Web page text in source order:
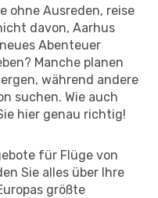
ohne Ausreden, reise
davon, Aarhus
Abenteuer
Manche planen
während andere
suchen. Wie auch
hier genau richtig!
für Flüge von
Sie alles über Ihre
größte